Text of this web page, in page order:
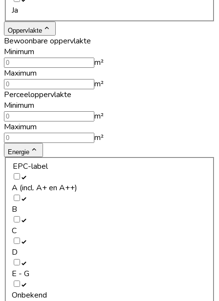
Ja
Oppervlakte
Bewoonbare oppervlakte
Minimum
m²
Maximum
m²
Perceeloppervlakte
Minimum
m²
Maximum
m²
Energie
EPC-label
A (incl. A+ en A++)
B
C
D
E - G
Onbekend